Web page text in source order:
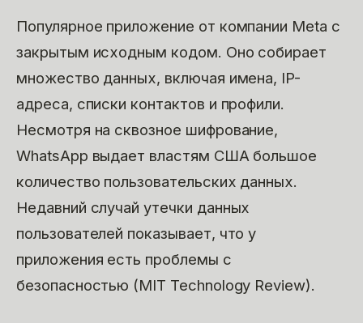
Популярное приложение от компании Meta с
закрытым исходным кодом. Оно собирает
множество данных, включая имена, IP-
адреса, списки контактов и профили.
Несмотря на сквозное шифрование,
WhatsApp выдает властям США большое
количество пользовательских данных.
Недавний случай утечки данных
пользователей показывает, что у
приложения есть проблемы с
безопасностью (MIT Technology Review).